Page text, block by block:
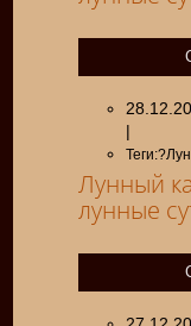
|
Лунный
лунные